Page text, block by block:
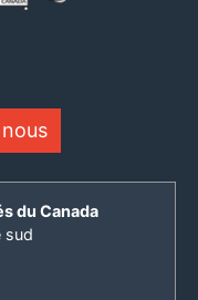
du Canada
sud